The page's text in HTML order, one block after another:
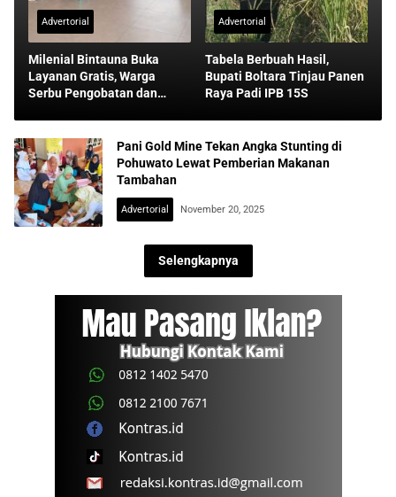
Advertorial
Milenial Bintauna Buka
Layanan Gratis, Warga
Serbu Pengobatan dan
Advertorial
Tabela Berbuah Hasil,
Bupati Boltara Tinjau Panen
Raya Padi IPB 15S
Pani Gold Mine Tekan Angka Stunting di
Pohuwato Lewat Pemberian Makanan
Tambahan
Advertorial November 20, 2025
Selengkapnya